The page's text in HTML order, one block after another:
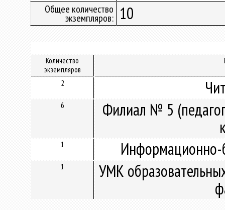
Общее количество
экземпляров: 10
Количество
экземпляров
2
6
Филиал № 5
1 Информационно-
1
УМК